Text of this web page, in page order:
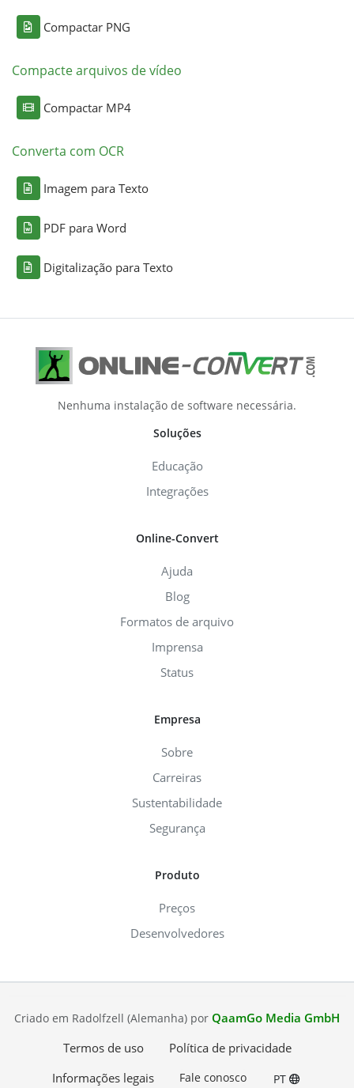
Compactar PNG
Compacte arquivos de vídeo
Compactar MP4
Converta com OCR
Imagem para Texto
PDF para Word
Digitalização para Texto
Nenhuma instalação de software necessária.
Soluções
Educação
Integrações
Online-Convert
Ajuda
Blog
Formatos de arquivo
Imprensa
Status
Empresa
Sobre
Carreiras
Sustentabilidade
Segurança
Produto
Preços
Desenvolvedores
Criado em Radolfzell (Alemanha) por QaamGo Media GmbH
Termos de uso
Política de privacidade
Informações legais
Fale conosco PT